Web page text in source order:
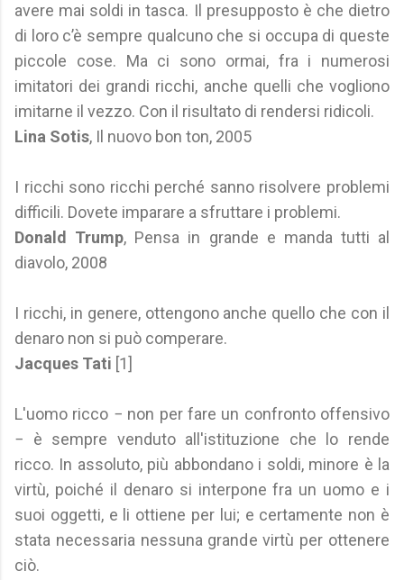
avere mai soldi in tasca. Il presupposto è che dietro
di loro c’è sempre qualcuno che si occupa di queste
piccole cose. Ma ci sono ormai, fra i numerosi
imitatori dei grandi ricchi, anche quelli che vogliono
imitarne il vezzo. Con il risultato di rendersi ridicoli.
Lina Sotis, Il nuovo bon ton, 2005
I ricchi sono ricchi perché sanno risolvere problemi
difficili. Dovete imparare a sfruttare i problemi.
Donald Trump, Pensa in grande e manda tutti al
diavolo, 2008
I ricchi, in genere, ottengono anche quello che con il
denaro non si può comperare.
Jacques Tati [1]
L'uomo ricco − non per fare un confronto offensivo
− è sempre venduto all'istituzione che lo rende
ricco. In assoluto, più abbondano i soldi, minore è la
virtù, poiché il denaro si interpone fra un uomo e i
suoi oggetti, e li ottiene per lui; e certamente non è
stata necessaria nessuna grande virtù per ottenere
ciò.